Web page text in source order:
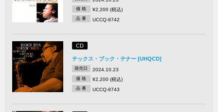
価 格 ¥2,200 (税込)
品 番 UCCQ-9742
CD
テックス・ブック・テナー [UHQCD]
発売日 2024.10.23
価 格 ¥2,200 (税込)
品 番 UCCQ-9743